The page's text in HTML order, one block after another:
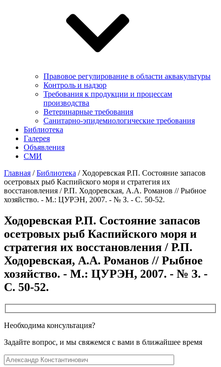
Правовое регулирование в области аквакультуры
Контроль и надзор
Требования к продукции и процессам
производства
Ветеринарные требования
Санитарно-эпидемиологические требования
Библиотека
Галерея
Объявления
СМИ
Главная /Библиотека / Ходоревская Р.П. Состояние запасов
осетровых рыб Каспийского моря и стратегия их
восстановления / Р.П. Ходоревская, А.А. Романов // Рыбное
хозяйство. - М.: ЦУРЭН, 2007. - № З. - С. 50-52.
Ходоревская Р.П. Состояние запасов
осетровых рыб Каспийского моря и
стратегия их восстановления / Р.П.
Ходоревская, А.А. Романов // Рыбное
хозяйство. - М.: ЦУРЭН, 2007. - № З. -
С. 50-52.
Необходима консультация?
Задайте вопрос, и мы свяжемся с вами в ближайшее время